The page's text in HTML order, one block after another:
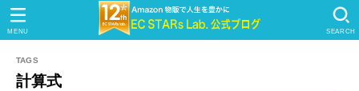
SEARCH
MENU
計算式